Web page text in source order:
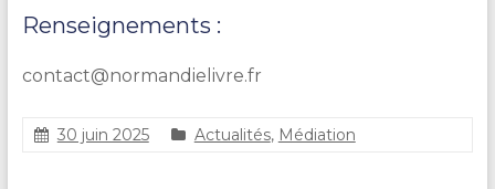
Renseignements :
contact@normandielivre.fr
30 juin 2025 Actualités, Médiation